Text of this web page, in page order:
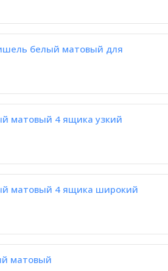
белый матовый для
матовый 4 ящика узкий
матовый 4 ящика широкий
матовый